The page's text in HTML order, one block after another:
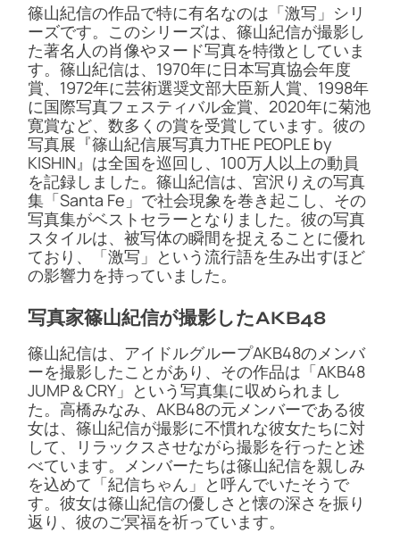
篠山紀信の作品で特に有名なのは「激写」シリ
ーズです。このシリーズは、篠山紀信が撮影し
た著名人の肖像やヌード写真を特徴としていま
す。篠山紀信は、1970年に日本写真協会年度
賞、1972年に芸術選奨文部大臣新人賞、1998年
に国際写真フェスティバル金賞、2020年に菊池
寛賞など、数多くの賞を受賞しています。彼の
写真展『篠山紀信展写真力THE PEOPLE by
KISHIN』は全国を巡回し、100万人以上の動員
を記録しました。篠山紀信は、宮沢りえの写真
集「Santa Fe」で社会現象を巻き起こし、その
写真集がベストセラーとなりました。彼の写真
スタイルは、被写体の瞬間を捉えることに優れ
ており、「激写」という流行語を生み出すほど
の影響力を持っていました​​​​。
写真家篠山紀信が撮影したAKB48
篠山紀信は、アイドルグループAKB48のメンバ
ーを撮影したことがあり、その作品は「AKB48
JUMP＆CRY」という写真集に収められまし
た。高橋みなみ、AKB48の元メンバーである彼
女は、篠山紀信が撮影に不慣れな彼女たちに対
して、リラックスさせながら撮影を行ったと述
べています。メンバーたちは篠山紀信を親しみ
を込めて「紀信ちゃん」と呼んでいたそうで
す。彼女は篠山紀信の優しさと懐の深さを振り
返り、彼のご冥福を祈っています​​。